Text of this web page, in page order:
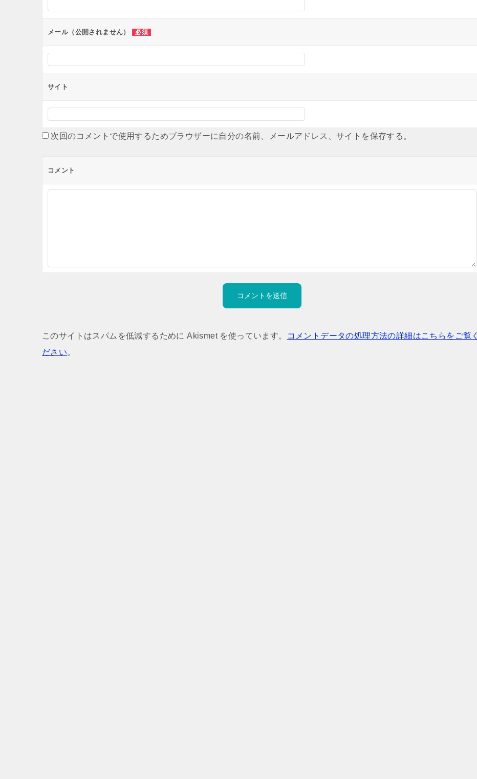
ョ
ン
メール（公開されません） 必須
サイト
次回のコメントで使用するためブラウザーに自分の名前、メールアドレス、サイトを保存する。
コメント
このサイトはスパムを低減するために Akismet を使っています。
コメントデータの処理方法の詳細はこちらをご覧く
ださい。